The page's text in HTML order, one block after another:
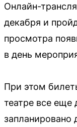
Онлайн-
декабря и
просмотра
в день
При этом
театре все еще
запланировано